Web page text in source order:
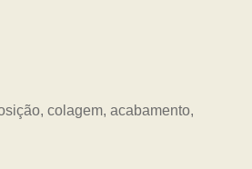
colagem, acabamento,